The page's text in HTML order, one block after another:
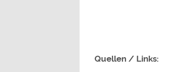
Quellen / Links: